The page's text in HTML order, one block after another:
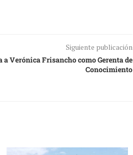
Siguiente publicación
a Verónica Frisancho como Gerenta de
Conocimiento